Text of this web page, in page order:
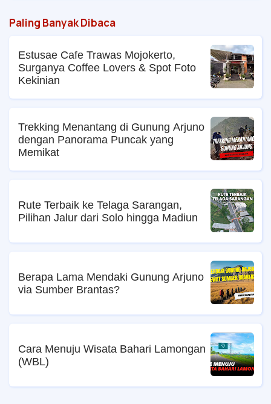
Paling Banyak Dibaca
Estusae Cafe Trawas Mojokerto,
Surganya Coffee Lovers & Spot Foto
Kekinian
Trekking Menantang di Gunung Arjuno
dengan Panorama Puncak yang
Memikat
Rute Terbaik ke Telaga Sarangan,
Pilihan Jalur dari Solo hingga Madiun
Berapa Lama Mendaki Gunung Arjuno
via Sumber Brantas?
Cara Menuju Wisata Bahari Lamongan
(WBL)